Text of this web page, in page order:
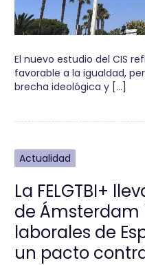
El nuevo estudio del CIS
favorable a la igualdad,
brecha ideológica y […]
Actualidad
La FELGTBI+
de Ámsterdam
laborales de
un pacto